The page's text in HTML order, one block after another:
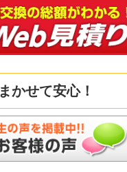
かせて安心！